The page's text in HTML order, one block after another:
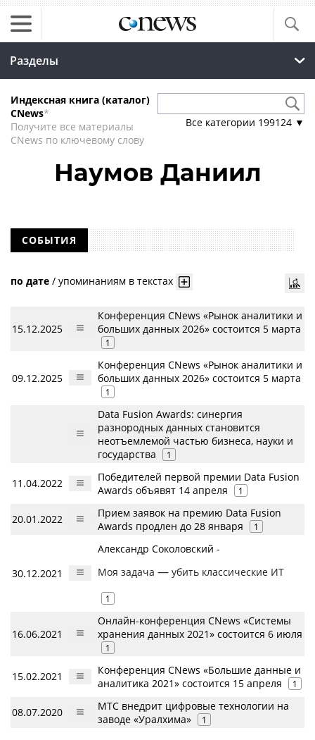
Разделы
Индексная книга (каталог)
CNews*
Получите все материалы
CNews по ключевому слову
Все категории 199124 ▼
Наумов Даниил
СОБЫТИЯ
по дате / упоминаниям в текстах
15.12.2025
Конференция CNews «Рынок аналитики и
больших данных 2026» состоится 5 марта
1
09.12.2025
Конференция CNews «Рынок аналитики и
больших данных 2026» состоится 5 марта
1
Data Fusion Awards: синергия
разнородных данных становится
неотъемлемой частью бизнеса, науки и
государства
1
11.04.2022
Победителей первой премии Data Fusion
Awards объявят 14 апреля
1
20.01.2022
Прием заявок на премию Data Fusion
Awards продлен до 28 января
1
30.12.2021
Александр Соколовский -
Моя задача — убить классические ИТ
1
16.06.2021
Онлайн-конференция CNews «Системы
хранения данных 2021» состоится 6 июля
1
15.02.2021
Конференция CNews «Большие данные и
аналитика 2021» состоится 15 апреля
1
08.07.2020
МТС внедрит цифровые технологии на
заводе «Уралхима»
1